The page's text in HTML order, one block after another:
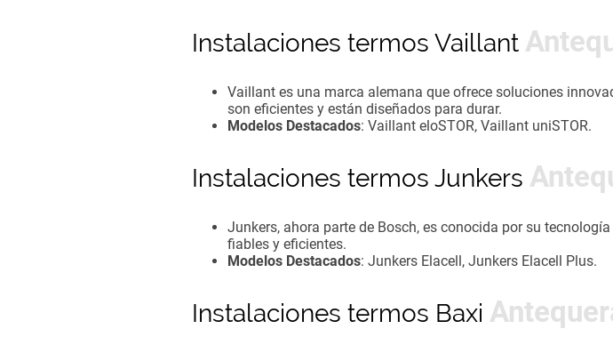
Instalaciones termos Vaillant
Vaillant es una marca alemana que ofrece soluciones
son eficientes y están diseñados para durar.
Modelos Destacados: Vaillant eloSTOR, Vaillant uniSTOR.
Instalaciones termos Junkers
Junkers, ahora parte de Bosch, es conocida por su
fiables y eficientes.
Modelos Destacados: Junkers Elacell, Junkers Elacell Plus.
Instalaciones termos Baxi